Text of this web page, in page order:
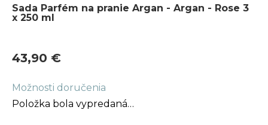
Sada Parfém na pranie Argan - Argan - Rose 3
x 250 ml
43,90 €
cena:
Možnosti doručenia
Položka bola vypredaná…